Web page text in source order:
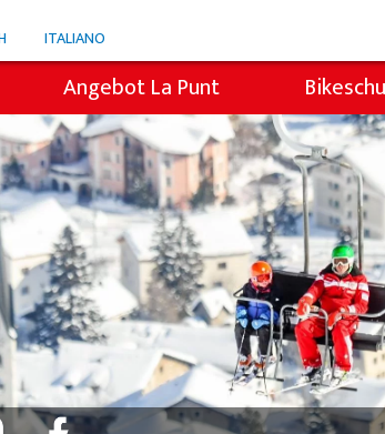
ITALIANO
Angebot La Punt
Snowli Kids Village
Kinderunterricht
Privatunterricht
Willy's Skiverleih
Colani Skiverleih
Skitickets La Punt